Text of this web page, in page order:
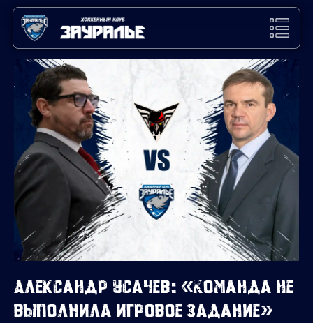
Александр Усачев: «Команда не
выполнила игровое задание»